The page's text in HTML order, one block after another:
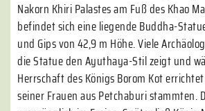
Nakorn Khiri Palastes am Fuß des Khao
befindet sich eine liegende Buddha-
und Gips von 42,9 m Höhe. Viele
die Statue den Ayuthaya-Stil zeigt und
Herrschaft des Königs Borom Kot
seiner Frauen aus Petchaburi stammten.